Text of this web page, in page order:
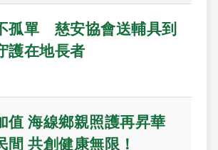
孤單 慈安協會送輔具到
護在地長者
值 海線鄉親照護再昇華
間 共創健康無限！